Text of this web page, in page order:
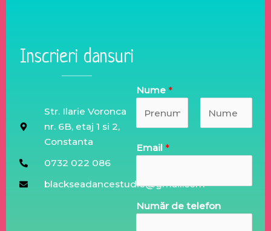
Inscrieri dansuri
Str. Ilarie Voronca
nr. 6B, etaj 1 si 2,
Constanta
0732 022 086
blackseadancestudio@gmail.com
Nume *
s
Email *
Număr de telefon